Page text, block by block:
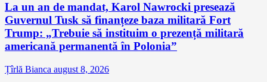
La un an de mandat, Karol Nawrocki presează
Guvernul Tusk să finanțeze baza militară Fort
Trump: „Trebuie să instituim o prezență militară
americană permanentă în Polonia”
Țîrlă Bianca august 8, 2026